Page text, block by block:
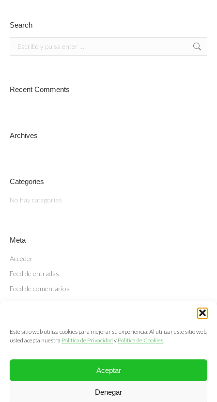
Este sitio web utiliza cookies para mejorar su experiencia. Al utilizar este sitio web,
usted acepta nuestra Política de Privacidad y Política de Cookies.
Aceptar
Denegar
Search
Buscar:
Recent Comments
Archives
Categories
No hay categorías
Meta
Acceder
Feed de entradas
Feed de comentarios
@2025. LemonGrass Communications S.L.